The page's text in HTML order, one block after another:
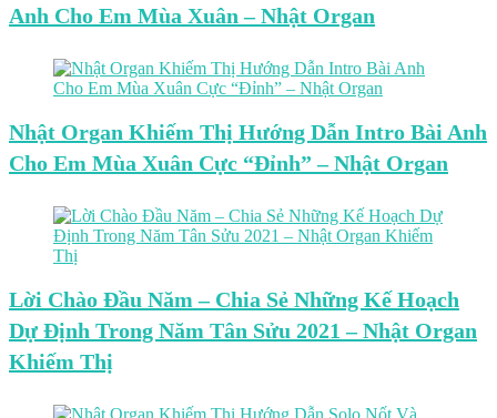
Anh Cho Em Mùa Xuân – Nhật Organ
Nhật Organ Khiếm Thị Hướng Dẫn Intro Bài Anh
Cho Em Mùa Xuân Cực “Đỉnh” – Nhật Organ
Lời Chào Đầu Năm – Chia Sẻ Những Kế Hoạch
Dự Định Trong Năm Tân Sửu 2021 – Nhật Organ
Khiếm Thị